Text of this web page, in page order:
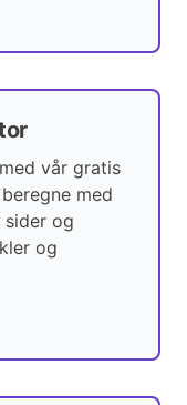
vår gratis
med
og
og